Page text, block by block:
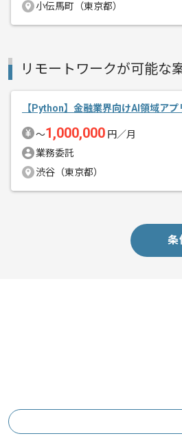
小伝馬町（東京都）
リモートワークが可能な
【Python】金融業界向けAI領域ア
〜1,000,000 円／月
業務委託
渋谷（東京都）
条